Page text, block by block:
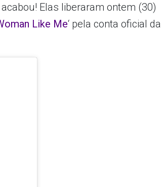
Elas liberaram ontem (30)
Like Me‘ pela conta oficial da